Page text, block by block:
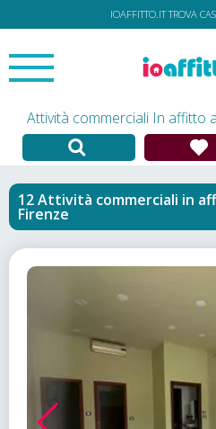
IOAFFITTO.IT TROVA
Attività commerciali In affitto
Attività commerciali in
Firenze